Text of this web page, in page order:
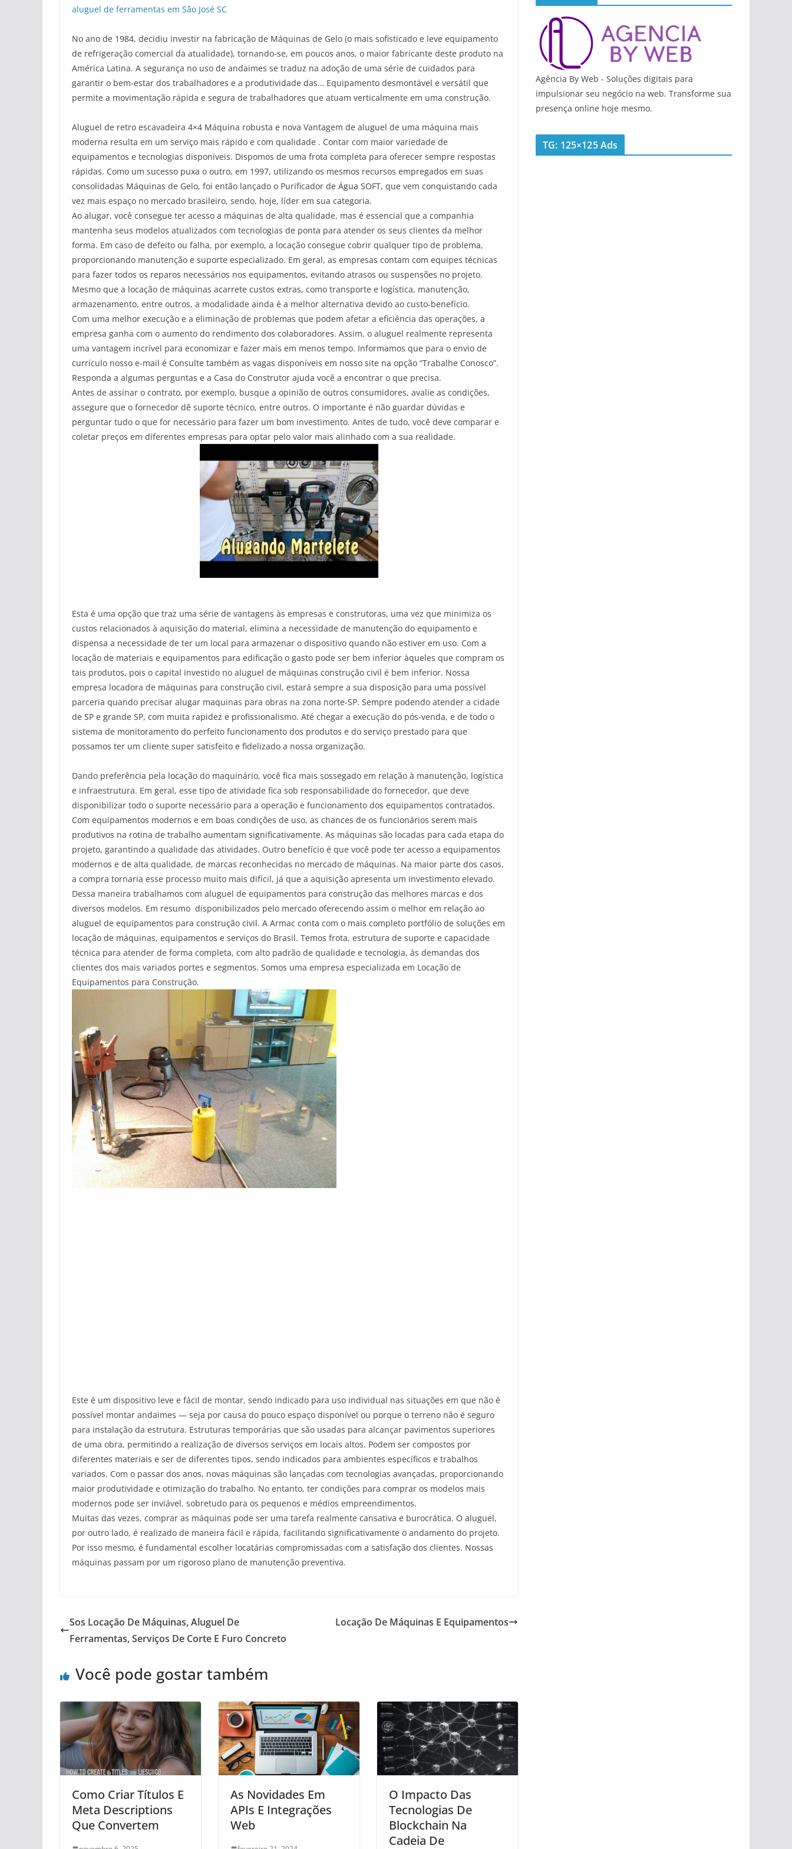
aluguel de ferramentas em São José SC
No ano de 1984, decidiu investir na fabricação de Máquinas de Gelo (o mais sofisticado e leve equipamento
de refrigeração comercial da atualidade), tornando-se, em poucos anos, o maior fabricante deste produto na
América Latina. A segurança no uso de andaimes se traduz na adoção de uma série de cuidados para
garantir o bem-estar dos trabalhadores e a produtividade das… Equipamento desmontável e versátil que
permite a movimentação rápida e segura de trabalhadores que atuam verticalmente em uma construção.
Aluguel de retro escavadeira 4×4 Máquina robusta e nova Vantagem de aluguel de uma máquina mais
moderna resulta em um serviço mais rápido e com qualidade . Contar com maior variedade de
equipamentos e tecnologias disponíveis. Dispomos de uma frota completa para oferecer sempre respostas
rápidas. Como um sucesso puxa o outro, em 1997, utilizando os mesmos recursos empregados em suas
consolidadas Máquinas de Gelo, foi então lançado o Purificador de Água SOFT, que vem conquistando cada
vez mais espaço no mercado brasileiro, sendo, hoje, líder em sua categoria.
Ao alugar, você consegue ter acesso a máquinas de alta qualidade, mas é essencial que a companhia
mantenha seus modelos atualizados com tecnologias de ponta para atender os seus clientes da melhor
forma. Em caso de defeito ou falha, por exemplo, a locação consegue cobrir qualquer tipo de problema,
proporcionando manutenção e suporte especializado. Em geral, as empresas contam com equipes técnicas
para fazer todos os reparos necessários nos equipamentos, evitando atrasos ou suspensões no projeto.
Mesmo que a locação de máquinas acarrete custos extras, como transporte e logística, manutenção,
armazenamento, entre outros, a modalidade ainda é a melhor alternativa devido ao custo-benefício.
Com uma melhor execução e a eliminação de problemas que podem afetar a eficiência das operações, a
empresa ganha com o aumento do rendimento dos colaboradores. Assim, o aluguel realmente representa
uma vantagem incrível para economizar e fazer mais em menos tempo. Informamos que para o envio de
currículo nosso e-mail é Consulte também as vagas disponíveis em nosso site na opção “Trabalhe Conosco”.
Responda a algumas perguntas e a Casa do Construtor ajuda você a encontrar o que precisa.
Antes de assinar o contrato, por exemplo, busque a opinião de outros consumidores, avalie as condições,
assegure que o fornecedor dê suporte técnico, entre outros. O importante é não guardar dúvidas e
perguntar tudo o que for necessário para fazer um bom investimento. Antes de tudo, você deve comparar e
coletar preços em diferentes empresas para optar pelo valor mais alinhado com a sua realidade.
Esta é uma opção que traz uma série de vantagens às empresas e construtoras, uma vez que minimiza os
custos relacionados à aquisição do material, elimina a necessidade de manutenção do equipamento e
dispensa a necessidade de ter um local para armazenar o dispositivo quando não estiver em uso. Com a
locação de materiais e equipamentos para edificação o gasto pode ser bem inferior àqueles que compram os
tais produtos, pois o capital investido no aluguel de máquinas construção civil é bem inferior. Nossa
empresa locadora de máquinas para construção civil, estará sempre a sua disposição para uma possível
parceria quando precisar alugar maquinas para obras na zona norte-SP. Sempre podendo atender a cidade
de SP e grande SP, com muita rapidez e profissionalismo. Até chegar a execução do pós-venda, e de todo o
sistema de monitoramento do perfeito funcionamento dos produtos e do serviço prestado para que
possamos ter um cliente super satisfeito e fidelizado a nossa organização.
Dando preferência pela locação do maquinário, você fica mais sossegado em relação à manutenção, logística
e infraestrutura. Em geral, esse tipo de atividade fica sob responsabilidade do fornecedor, que deve
disponibilizar todo o suporte necessário para a operação e funcionamento dos equipamentos contratados.
Com equipamentos modernos e em boas condições de uso, as chances de os funcionários serem mais
produtivos na rotina de trabalho aumentam significativamente. As máquinas são locadas para cada etapa do
projeto, garantindo a qualidade das atividades. Outro benefício é que você pode ter acesso a equipamentos
modernos e de alta qualidade, de marcas reconhecidas no mercado de máquinas. Na maior parte dos casos,
a compra tornaria esse processo muito mais difícil, já que a aquisição apresenta um investimento elevado.
Dessa maneira trabalhamos com aluguel de equipamentos para construção das melhores marcas e dos
diversos modelos. Em resumo disponibilizados pelo mercado oferecendo assim o melhor em relação ao
aluguel de equipamentos para construção civil. A Armac conta com o mais completo portfólio de soluções em
locação de máquinas, equipamentos e serviços do Brasil. Temos frota, estrutura de suporte e capacidade
técnica para atender de forma completa, com alto padrão de qualidade e tecnologia, às demandas dos
clientes dos mais variados portes e segmentos. Somos uma empresa especializada em Locação de
Equipamentos para Construção.
Este é um dispositivo leve e fácil de montar, sendo indicado para uso individual nas situações em que não é
possível montar andaimes — seja por causa do pouco espaço disponível ou porque o terreno não é seguro
para instalação da estrutura. Estruturas temporárias que são usadas para alcançar pavimentos superiores
de uma obra, permitindo a realização de diversos serviços em locais altos. Podem ser compostos por
diferentes materiais e ser de diferentes tipos, sendo indicados para ambientes específicos e trabalhos
variados. Com o passar dos anos, novas máquinas são lançadas com tecnologias avançadas, proporcionando
maior produtividade e otimização do trabalho. No entanto, ter condições para comprar os modelos mais
modernos pode ser inviável, sobretudo para os pequenos e médios empreendimentos.
Muitas das vezes, comprar as máquinas pode ser uma tarefa realmente cansativa e burocrática. O aluguel,
por outro lado, é realizado de maneira fácil e rápida, facilitando significativamente o andamento do projeto.
Por isso mesmo, é fundamental escolher locatárias compromissadas com a satisfação dos clientes. Nossas
máquinas passam por um rigoroso plano de manutenção preventiva.
Sos Locação De Máquinas, Aluguel De
Ferramentas, Serviços De Corte E Furo Concreto
Locação De Máquinas E Equipamentos
Você pode gostar também
Como Criar Títulos E
Meta Descriptions
Que Convertem
As Novidades Em
APIs E Integrações
Web
O Impacto Das
Tecnologias De
Blockchain Na
Cadeia De
Agência By Web - Soluções digitais para
impulsionar seu negócio na web. Transforme sua
presença online hoje mesmo.
TG: 125×125 Ads